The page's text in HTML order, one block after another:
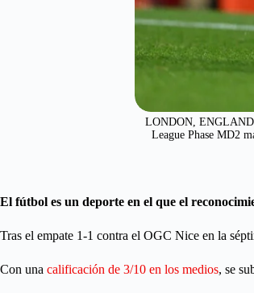
LONDON, ENGLAND
League Phase MD2
El fútbol es un deporte en el que el
Tras el empate 1-1 contra el OGC Nice en la
Con una calificación de 3/10 en los medios, se